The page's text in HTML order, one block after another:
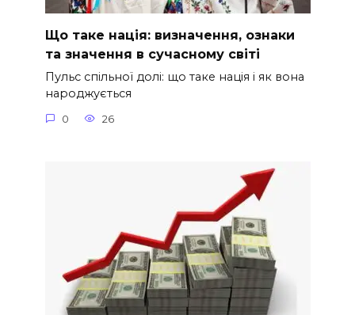
Що таке нація: визначення, ознаки
та значення в сучасному світі
Пульс спільної долі: що таке нація і як вона
народжується
0 26